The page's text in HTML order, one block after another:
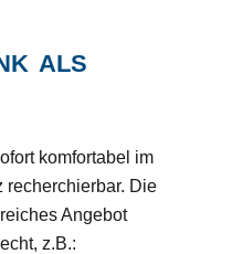
als
komfortabel im
recherchierbar. Die
Angebot
z.B.: